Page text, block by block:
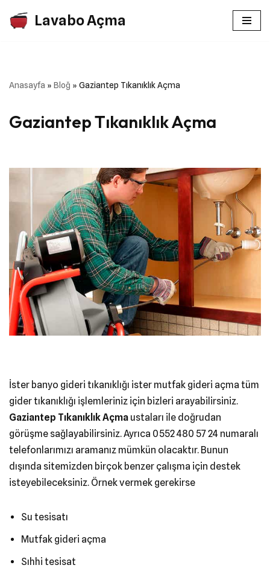
Lavabo Açma
Anasayfa » Bloğ » Gaziantep Tıkanıklık Açma
Gaziantep Tıkanıklık Açma
İster banyo gideri tıkanıklığı ister mutfak gideri açma tüm
gider tıkanıklığı işlemleriniz için bizleri arayabilirsiniz.
Gaziantep Tıkanıklık Açma ustaları ile doğrudan
görüşme sağlayabilirsiniz. Ayrıca 0552 480 57 24 numaralı
telefonlarımızı aramanız mümkün olacaktır. Bunun
dışında sitemizden birçok benzer çalışma için destek
isteyebileceksiniz. Örnek vermek gerekirse
Su tesisatı
Mutfak gideri açma
Sıhhi tesisat